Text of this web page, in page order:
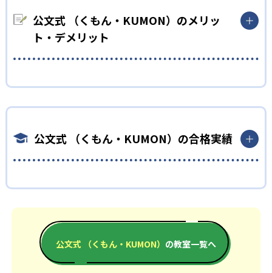
姿勢ではなく、自ら進んで学ぶ姿勢を身につけられるだろう。
また、自学学習スタイルで学ぶ子どもたちは、自らの学習課題
03 フレキシブルな受講スタイル
週2回受講できる。そのため、部活や他の習い事で忙しい中高生
にも通室しやすい。また、教室によっては自宅からのオンライ
経験しながら無理なく力を高めていける。
性格や学習への取り組み姿勢に合わせて内容も調整するため、
小学校に入ってもつまずきにくい学力を身につけられるだろう。
小学生
中学に向けて苦手教科を克服したい子ども向け
KUMONでは経験豊富な先生が、子どものやる気を引き出せるよ
科目でも自分で解けた達成感を味わうことで、少しずつ苦手意
識を克服できるだろう。
中学生・高校生
部活や習い事と両立したい生徒向け
KUMONでは、一人ひとりの学習状況やスケジュールに合わせ
て、きめ細やかにカリキュラムを調整している。
宿題の量や進め方に関しては、いつでも気軽に相談可能だ。
公文式 （くもん・KUMON）のメリッ
ト・デメリット
学年にとらわれずに自分の学力に相応したレベルから学習でき
るため、難しすぎてやる気を損ねたり、簡単すぎて退屈するこ
限られるため、その他の教科に関しては他塾を検討する必要が
あるだろう。
公文式 （くもん・KUMON）の合格実績
公文式 （くもん・KUMON） の教室一覧へ